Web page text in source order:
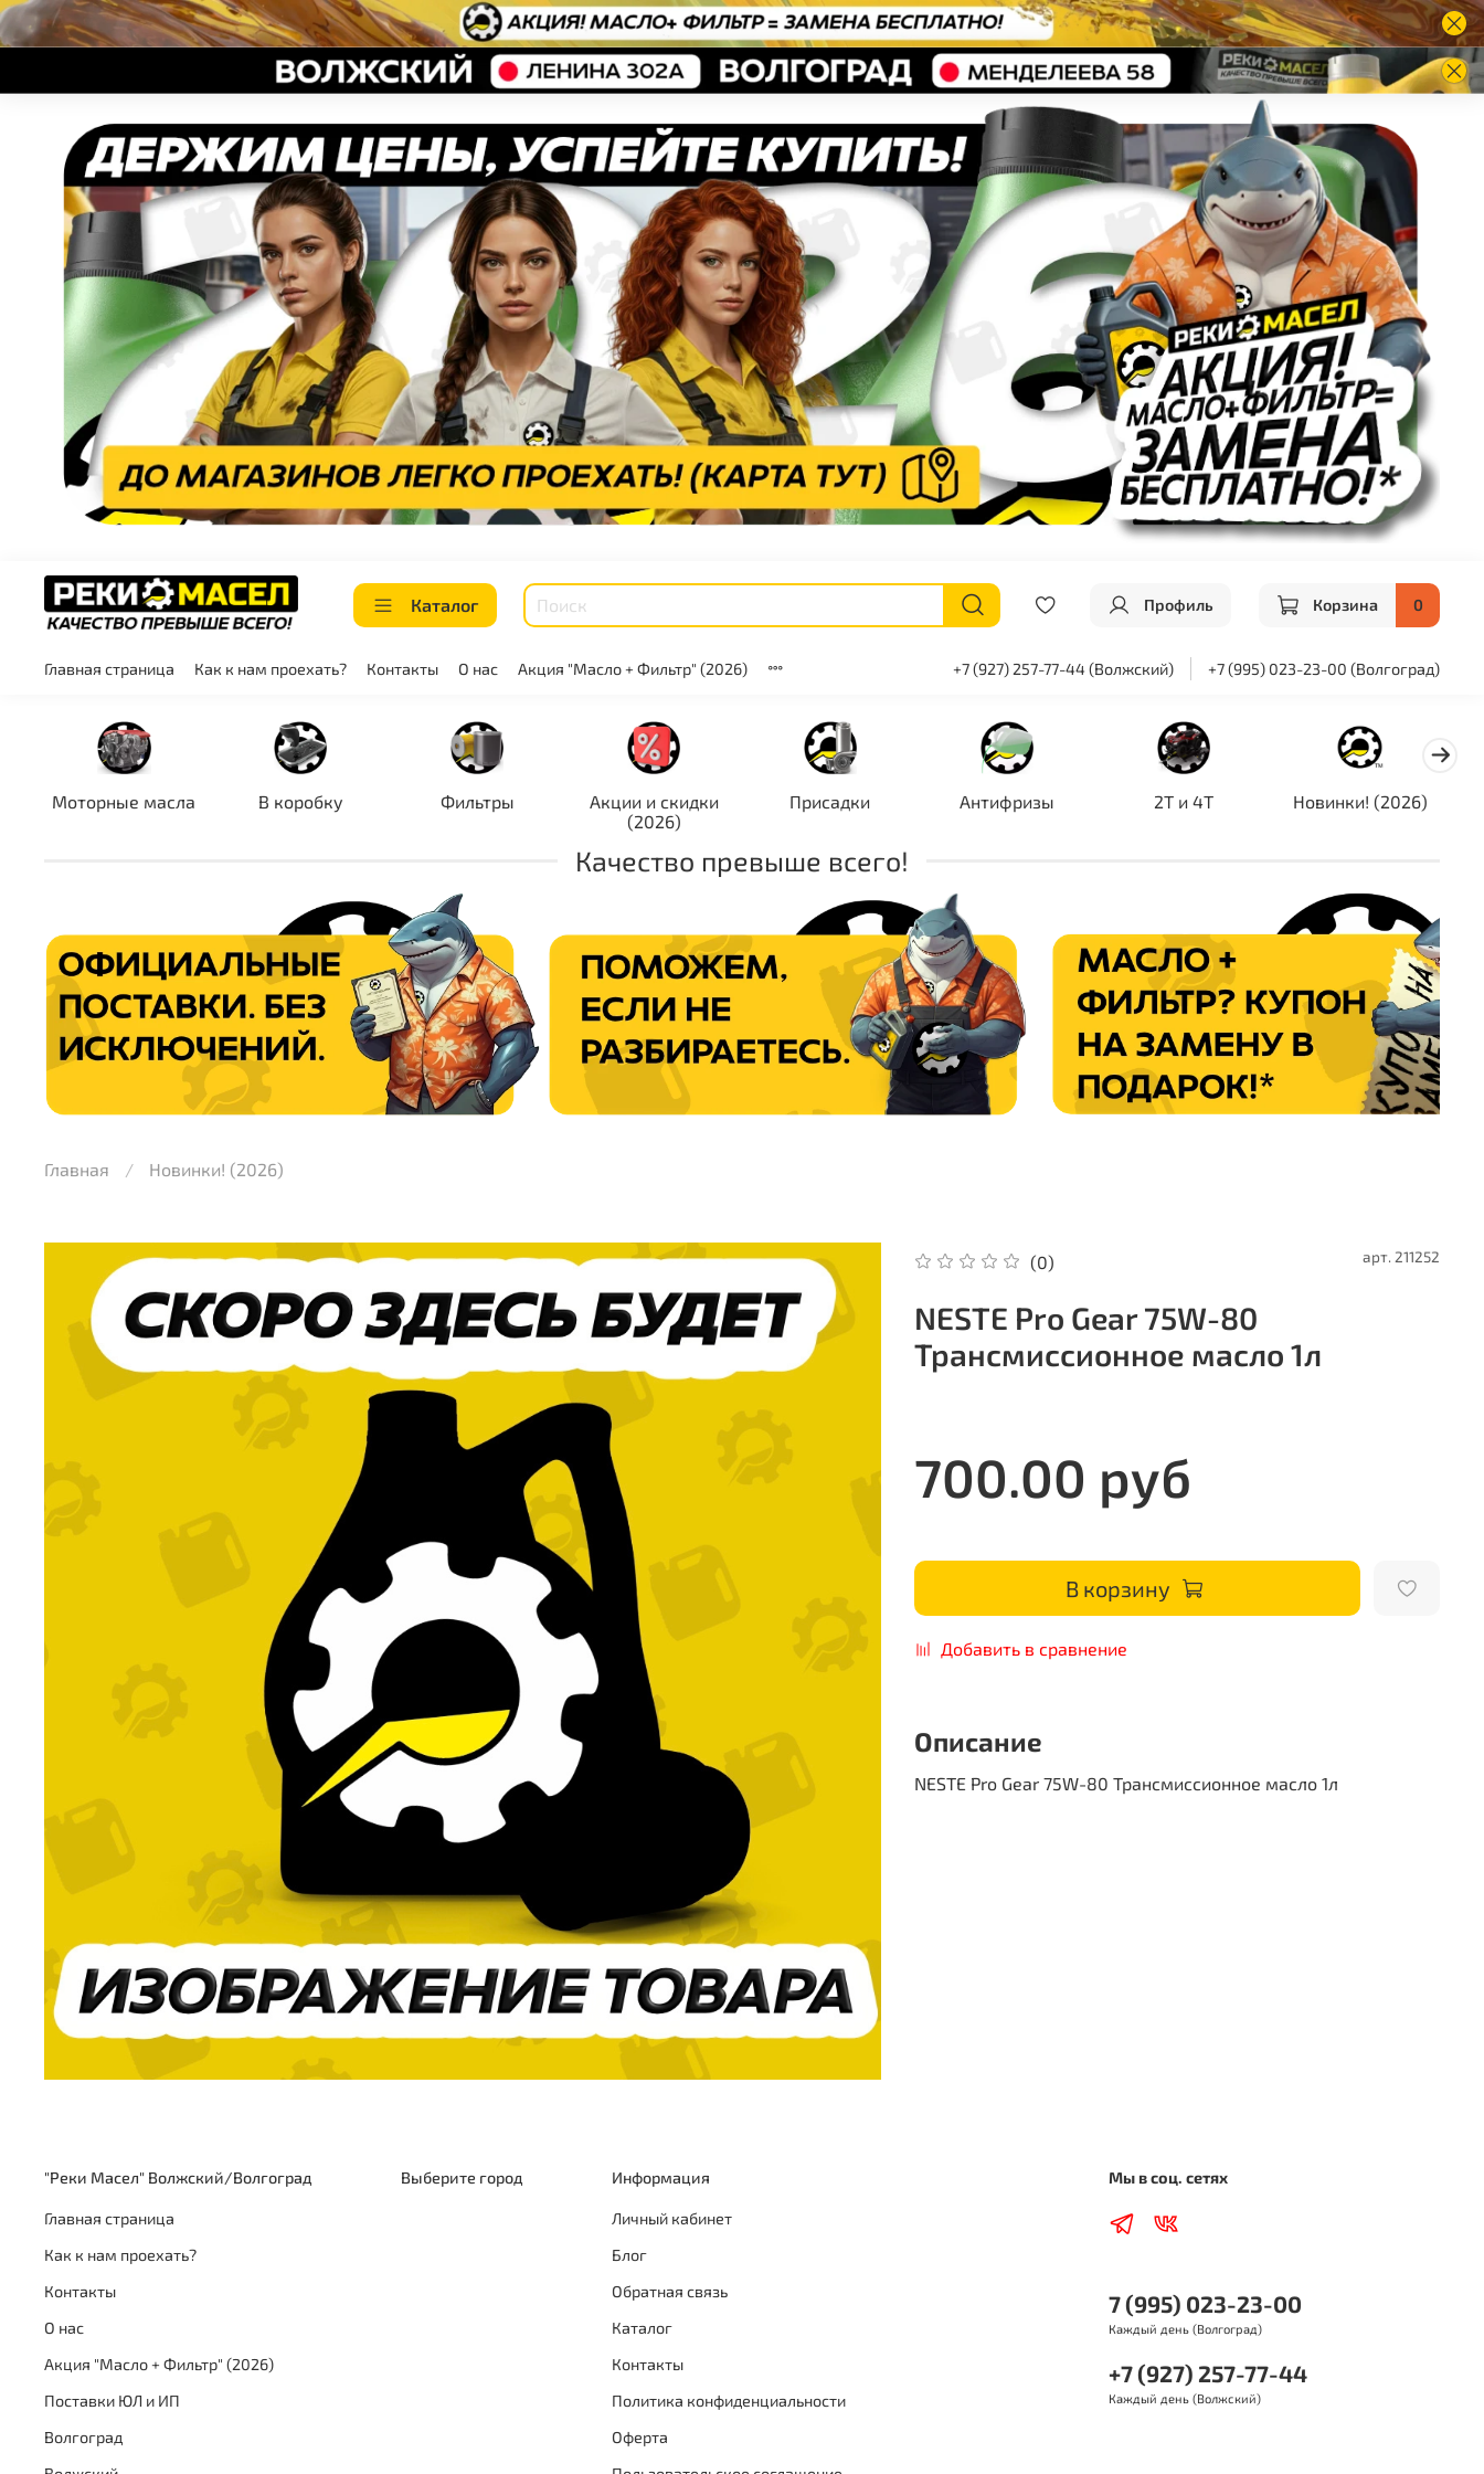
Каталог Профиль Корзина 0
Главная страница Как к нам проехать? Контакты О нас Акция "Масло + Фильтр" (2026) +7 (927) 257-77-44 (Волжский) +7 (995) 023-23-00 (Волгоград)
Моторные масла В коробку Фильтры
Акции и скидки
(2026)
Присадки Антифризы 2T и 4T Новинки! (2026)
Качество превыше всего!
Главная Новинки! (2026)
(0) арт. 211252
NESTE Pro Gear 75W-80
Трансмиссионное масло 1л
700.00 руб
В корзину
Добавить в сравнение
Описание
NESTE Pro Gear 75W-80 Трансмиссионное масло 1л
"Реки Масел" Волжский/Волгоград
Главная страница
Как к нам проехать?
Контакты
О нас
Акция "Масло + Фильтр" (2026)
Поставки ЮЛ и ИП
Волгоград
Выберите город Информация
Личный кабинет
Блог
Обратная связь
Каталог
Контакты
Политика конфиденциальности
Оферта
Мы в соц. сетях
7 (995) 023-23-00
Каждый день (Волгоград)
+7 (927) 257-77-44
Каждый день (Волжский)